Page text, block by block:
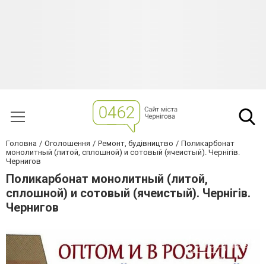
Головна Оголошення Ремонт, будівництво
Поликарбонат
монолитный (литой, сплошной) и сотовый (ячеистый). Чернігів.
Чернигов
Поликарбонат монолитный (литой,
сплошной) и сотовый (ячеистый). Чернігів.
Чернигов